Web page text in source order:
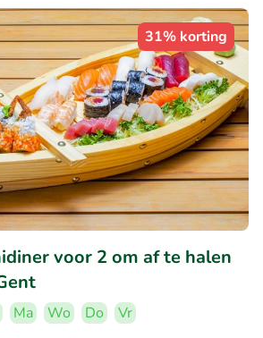
31% korting
voor 2 om af te halen
Ma Wo Do
Vr